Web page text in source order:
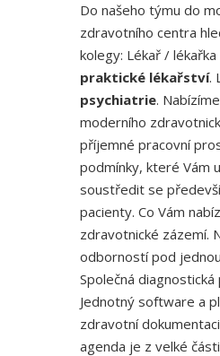
Do našeho týmu do
zdravotního centra
kolegy: Lékař / lékařka
praktické lékařství.
psychiatrie.
moderního
příjemné pracovní
podmínky, které Vám
soustředit se
pacienty. Co Vám
zdravotnické zázemí.
odborností pod
Společná diagnostická
Jednotný software a
zdravotní
agenda je z velké